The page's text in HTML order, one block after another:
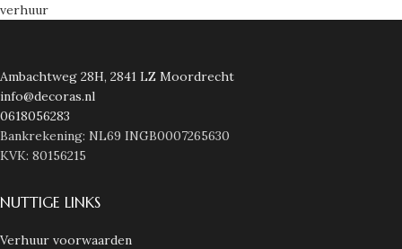
verhuur
Ambachtweg 28H, 2841 LZ Moordrecht
info@decoras.nl
0618056283
Bankrekening: NL69 INGB0007265630
KVK: 80156215
NUTTIGE LINKS
Verhuur voorwaarden